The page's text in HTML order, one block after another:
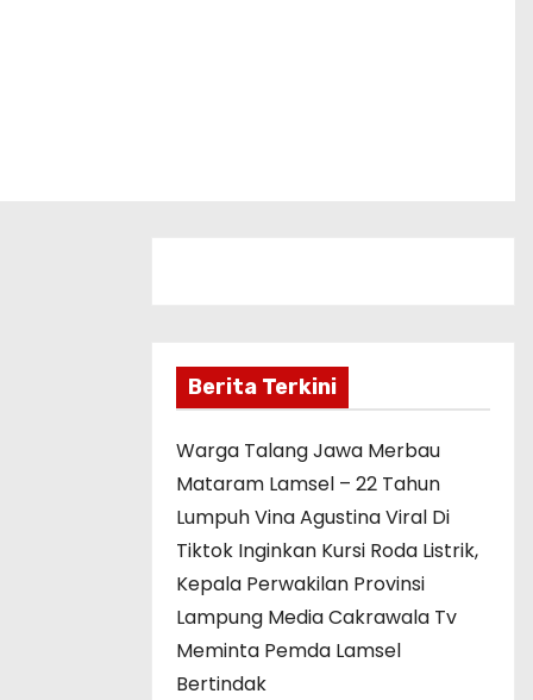
Berita Terkini
Warga Talang Jawa Merbau
Mataram Lamsel – 22 Tahun
Lumpuh Vina Agustina Viral Di
Tiktok Inginkan Kursi Roda Listrik,
Kepala Perwakilan Provinsi
Lampung Media Cakrawala Tv
Meminta Pemda Lamsel
Bertindak